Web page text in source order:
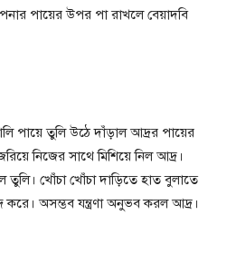
পায়ের উপর পা রাখলে বেয়াদবি
পায়ে তুলি উঠে দাঁড়াল আদ্রর পায়ের
নিজের সাথে মিশিয়ে নিল আদ্র।
তুলি। খোঁচা খোঁচা দাড়িতে হাত বুলাতে
অসম্ভব যন্ত্রণা অনুভব করল আদ্র।